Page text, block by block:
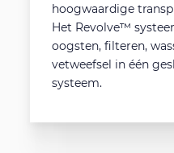
hoogwaardige
Het Revolve™
oogsten, filteren,
vetweefsel in één
systeem.